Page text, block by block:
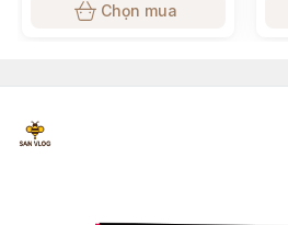
Chọn mua